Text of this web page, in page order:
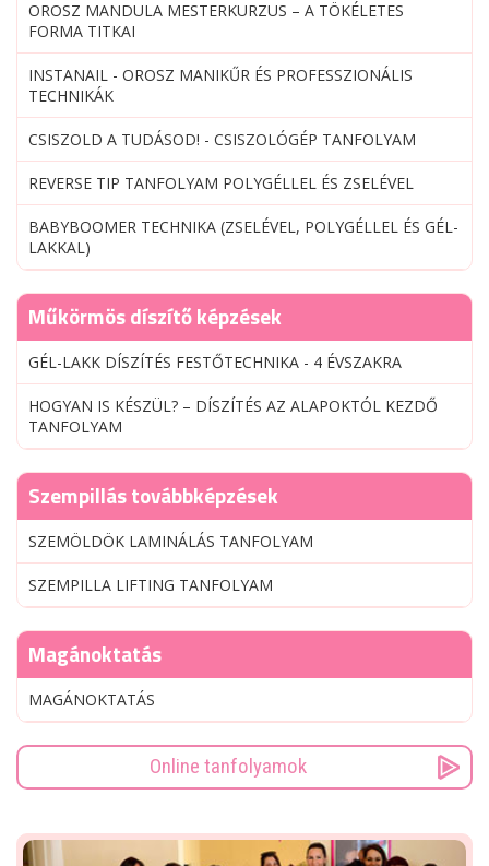
OROSZ MANDULA MESTERKURZUS – A TÖKÉLETES
FORMA TITKAI
INSTANAIL - OROSZ MANIKŰR ÉS PROFESSZIONÁLIS
TECHNIKÁK
CSISZOLD A TUDÁSOD! - CSISZOLÓGÉP TANFOLYAM
REVERSE TIP TANFOLYAM POLYGÉLLEL ÉS ZSELÉVEL
BABYBOOMER TECHNIKA (ZSELÉVEL, POLYGÉLLEL ÉS GÉL-
LAKKAL)
Műkörmös díszítő képzések
GÉL-LAKK DÍSZÍTÉS FESTŐTECHNIKA - 4 ÉVSZAKRA
HOGYAN IS KÉSZÜL? – DÍSZÍTÉS AZ ALAPOKTÓL KEZDŐ
TANFOLYAM
Szempillás továbbképzések
SZEMÖLDÖK LAMINÁLÁS TANFOLYAM
SZEMPILLA LIFTING TANFOLYAM
Magánoktatás
MAGÁNOKTATÁS
Online tanfolyamok